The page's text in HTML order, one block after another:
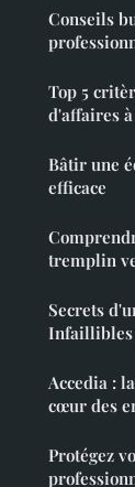
Conseils
Top 5
d'affaires
Bâtir une
efficace
tremplin
Secrets
Infaillibles
Accedia :
cœur des
Protégez